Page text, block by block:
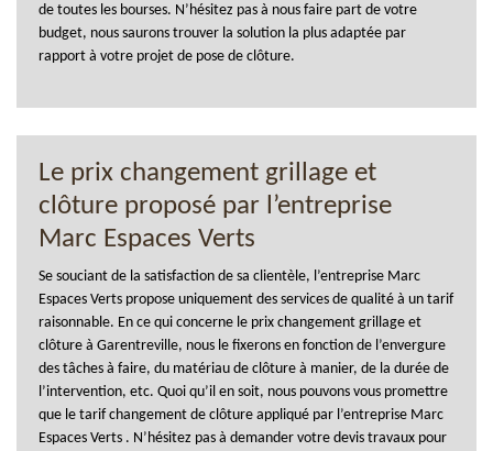
de toutes les bourses. N’hésitez pas à nous faire part de votre
budget, nous saurons trouver la solution la plus adaptée par
rapport à votre projet de pose de clôture.
Le prix changement grillage et
clôture proposé par l’entreprise
Marc Espaces Verts
Se souciant de la satisfaction de sa clientèle, l’entreprise Marc
Espaces Verts propose uniquement des services de qualité à un tarif
raisonnable. En ce qui concerne le prix changement grillage et
clôture à Garentreville, nous le fixerons en fonction de l’envergure
des tâches à faire, du matériau de clôture à manier, de la durée de
l’intervention, etc. Quoi qu’il en soit, nous pouvons vous promettre
que le tarif changement de clôture appliqué par l’entreprise Marc
Espaces Verts . N’hésitez pas à demander votre devis travaux pour